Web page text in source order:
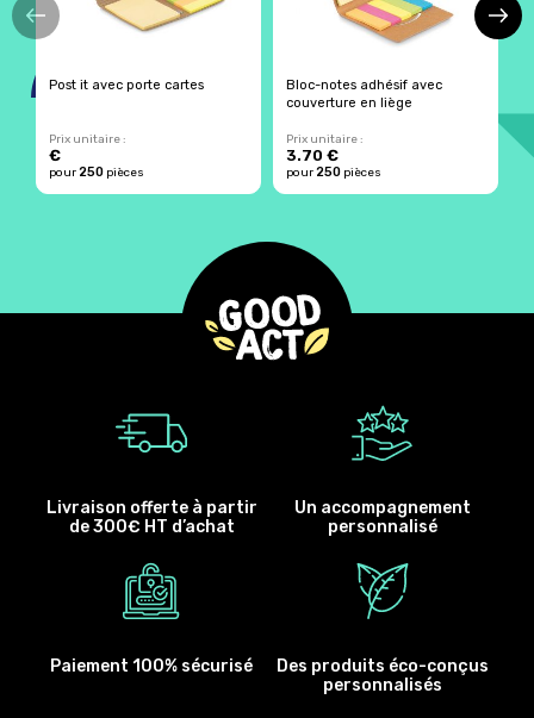
Post it avec porte cartes
Prix unitaire :
€
pour250 pièces
Bloc-notes adhésif avec
couverture en liège
Prix unitaire :
3.70 €
pour250 pièces
€
Livraison offerte à partir
de 300€ HT d’achat
Un accompagnement
personnalisé
Paiement 100% sécurisé
Des produits éco-conçus
personnalisés